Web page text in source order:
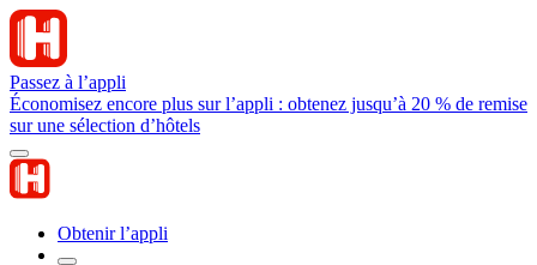
Passez à l’appli
Économisez encore plus sur l’appli : obtenez jusqu’à 20 % de remise
sur une sélection d’hôtels
Obtenir l’appli